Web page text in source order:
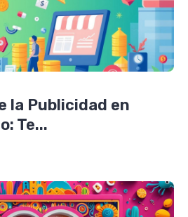
la Publicidad en
Te...